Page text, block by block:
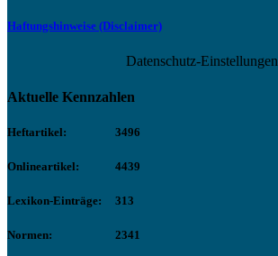
Haftungshinweise (Disclaimer)
Datenschutz-Einstellungen
Aktuelle Kennzahlen
Heftartikel: 3496
Onlineartikel: 4439
Lexikon-Einträge: 313
Normen: 2341